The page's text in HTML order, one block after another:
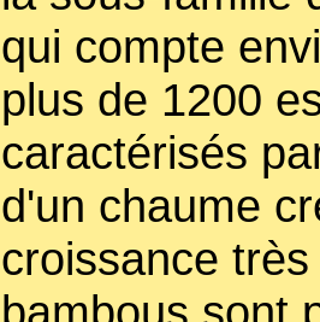
qui compte
plus de 1200
caractérisés
d'un chaume
croissance